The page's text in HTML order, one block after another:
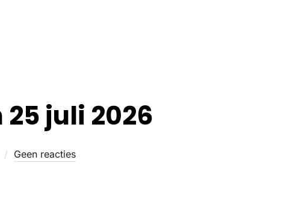
juli 2026
Geen reacties